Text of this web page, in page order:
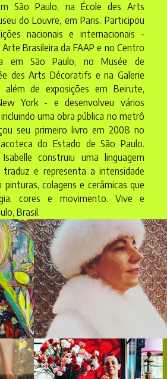
São Paulo, na École des Arts
do Louvre, em Paris. Participou
nacionais e internacionais -
Brasileira da FAAP e no Centro
em São Paulo, no Musée de
des Arts Décoratifs e na Galerie
de exposições em Beirute,
York - e desenvolveu vários
uma obra pública no metrô
seu primeiro livro em 2008 no
do Estado de São Paulo.
construiu uma linguagem
traduz e representa a intensidade
colagens e cerâmicas que
cores e movimento. Vive e
Brasil.